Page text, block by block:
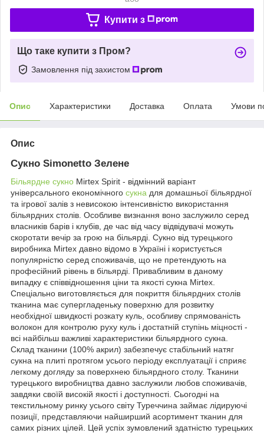
Купити з
Що таке купити з Пром?
Замовлення під захистом
Опис Характеристики Доставка Оплата Умови
Опис
Сукно Simonetto Зелене
Більярдне сукно Mirtex Spirit - відмінний варіант
універсального економічного сукна для домашньої більярдної
та ігрової залів з невисокою інтенсивністю використання
більярдних столів. Особливе визнання воно заслужило серед
власників барів і клубів, де час від часу відвідувачі можуть
скоротати вечір за грою на більярді. Сукно від турецького
виробника Mirtex давно відомо в Україні і користується
популярністю серед споживачів, що не претендують на
професійний рівень в більярді. Привабливим в даному
випадку є співвідношення ціни та якості сукна Mirtex.
Спеціально виготовляється для покриття більярдних столів
тканина має супергладеньку поверхню для розвитку
необхідної швидкості розкату куль, особливу спрямованість
волокон для контролю руху куль і достатній ступінь міцності -
всі найбільш важливі характеристики більярдного сукна.
Склад тканини (100% акрил) забезпечує стабільний натяг
сукна на плиті протягом усього періоду експлуатації і сприяє
легкому догляду за поверхнею більярдного столу. Тканини
турецького виробництва давно заслужили любов споживачів,
завдяки своїй високій якості і доступності. Сьогодні на
текстильному ринку усього світу Туреччина займає лідируючі
позиції, представляючи найширший асортимент тканин для
самих різних цілей. Цей успіх зумовлений здатністю турецьких